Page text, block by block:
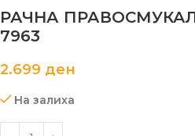
РАЧНА
7963
2.699 ден
На залиха